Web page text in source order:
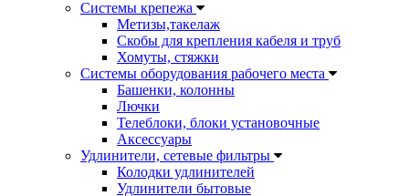
Системы крепежа
Метизы,такелаж
Скобы для крепления кабеля и труб
Хомуты, стяжки
Системы оборудования рабочего места
Башенки, колонны
Лючки
Телеблоки, блоки установочные
Аксессуары
Удлинители, сетевые фильтры
Колодки удлинителей
Удлинители бытовые